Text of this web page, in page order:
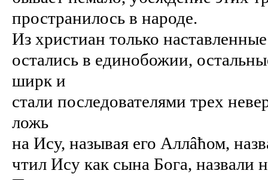
пространилось в народе.
Из христиан только
остались в единобожии,
ширк и
стали последователями трех
ложь
на Ису, называя его Аллâћом,
чтил Ису как сына Бога, назвали